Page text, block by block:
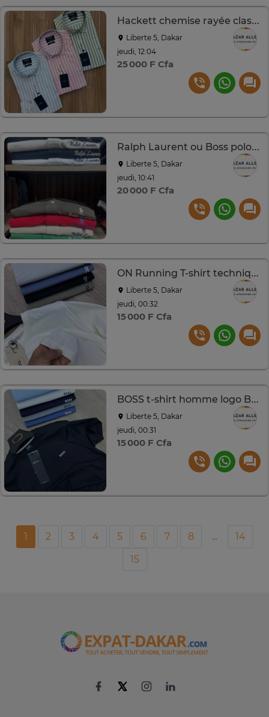
Hackett chemise rayée classique coton homme
Liberte 5, Dakar
jeudi, 12:04
25 000 F Cfa
Ralph Laurent ou Boss polo coton logo brodé multicolore
Liberte 5, Dakar
jeudi, 10:41
20 000 F Cfa
ON Running T-shirt technique respirant S à XL
Liberte 5, Dakar
jeudi, 00:32
15 000 F Cfa
BOSS t-shirt homme logo Boss
Liberte 5, Dakar
jeudi, 00:31
15 000 F Cfa
1 2 3 4 5 6 7 8 ...
14
15